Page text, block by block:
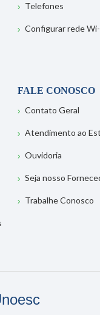
Telefones
Configurar rede
FALE CONOSCO
Contato Geral
Atendimento ao
Ouvidoria
Seja nosso
Trabalhe Conosco